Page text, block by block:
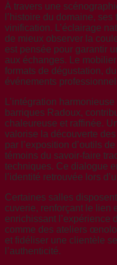
À travers une
l’histoire du domaine,
vinification. L’éclairage
de mieux observer la
est pensée pour garantir
aux échanges. Le
formats de dégustation,
événements
L’intégration
barriques Radoux,
chaleureuse et raffinée.
valorise la découverte
par l’exposition d’outils
témoins du savoir-faire
techniques. Ce dialogue
l’identité retrouvée lors
Certaines salles
cuverie, renforçant le lien
enrichissant l’expérience
comme des ateliers
et fidéliser une clientèle
l’authenticité.